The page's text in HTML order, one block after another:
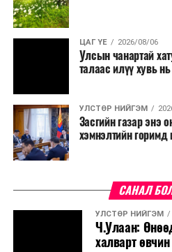
ЦАГ ҮЕ 2026/08/06
Улсын чанартай
талаас илүү хувь
УЛСТӨР НИЙГЭМ
Засгийн газар энэ
хэмнэлтийн
САНАЛ
УЛСТӨР НИЙГЭМ
Ч.Улаан:
халварт